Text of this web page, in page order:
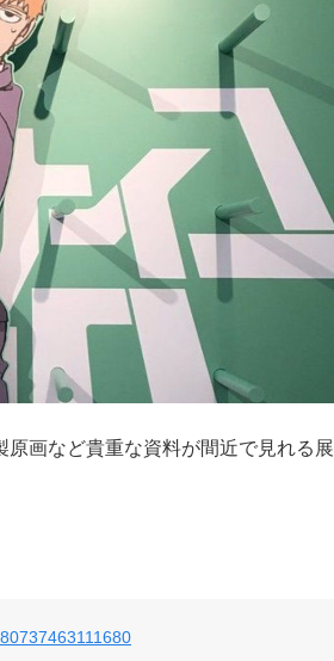
原画など貴重な資料が間近で見れる展